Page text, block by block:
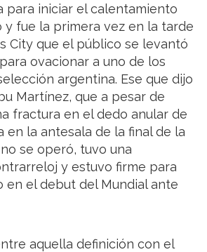
para iniciar el calentamiento
y fue la primera vez en la tarde
City que el público se levantó
ovacionar a uno de los
argentina. Ese que dijo
Martínez, que a pesar de
fractura en el dedo anular de
en la antesala de la final de la
se operó, tuvo una
y estuvo firme para
en el debut del Mundial ante
aquella definición con el